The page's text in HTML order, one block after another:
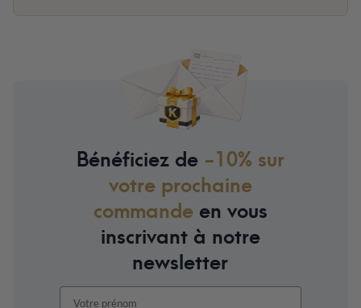
Bénéficiez de -10% sur
votre prochaine
commandeen vous
inscrivant à notre
newsletter